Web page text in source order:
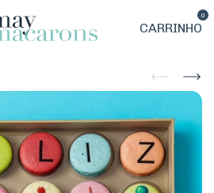
CARRINHO
0